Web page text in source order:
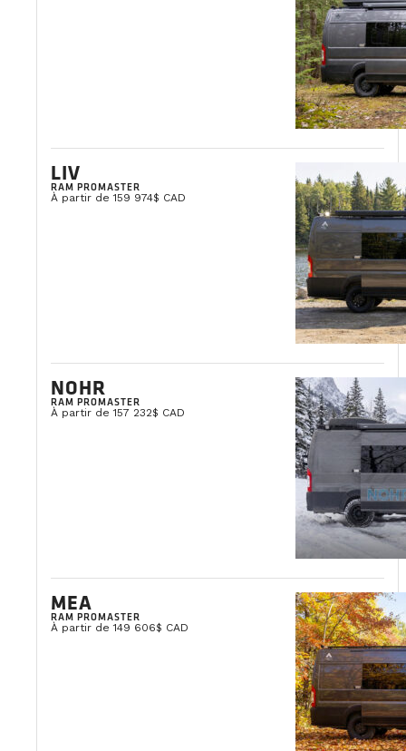
LIV
RAM PROMASTER
À partir de 159 974$ CAD
NOHR
RAM PROMASTER
À partir de 157 232$ CAD
MEA
RAM PROMASTER
À partir de 149 606$ CAD